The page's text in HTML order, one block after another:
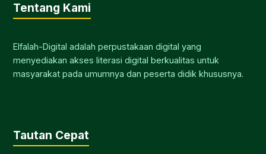
Tentang Kami
Elfalah-Digital adalah perpustakaan digital yang
menyediakan akses literasi digital berkualitas untuk
masyarakat pada umumnya dan peserta didik khususnya.
Tautan Cepat